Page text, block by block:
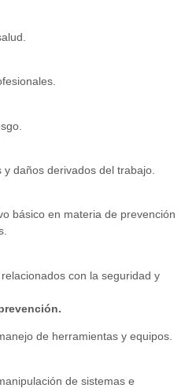
y daños derivados del trabajo.
básico en materia de prevención
con la seguridad y
de herramientas y equipos.
de sistemas e